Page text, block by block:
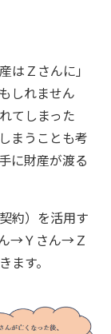
はＺさんに」
しれません
てしまった
まうことも考
に財産が渡る
約）を活用す
ん→Ｙさん→Ｚ
す。